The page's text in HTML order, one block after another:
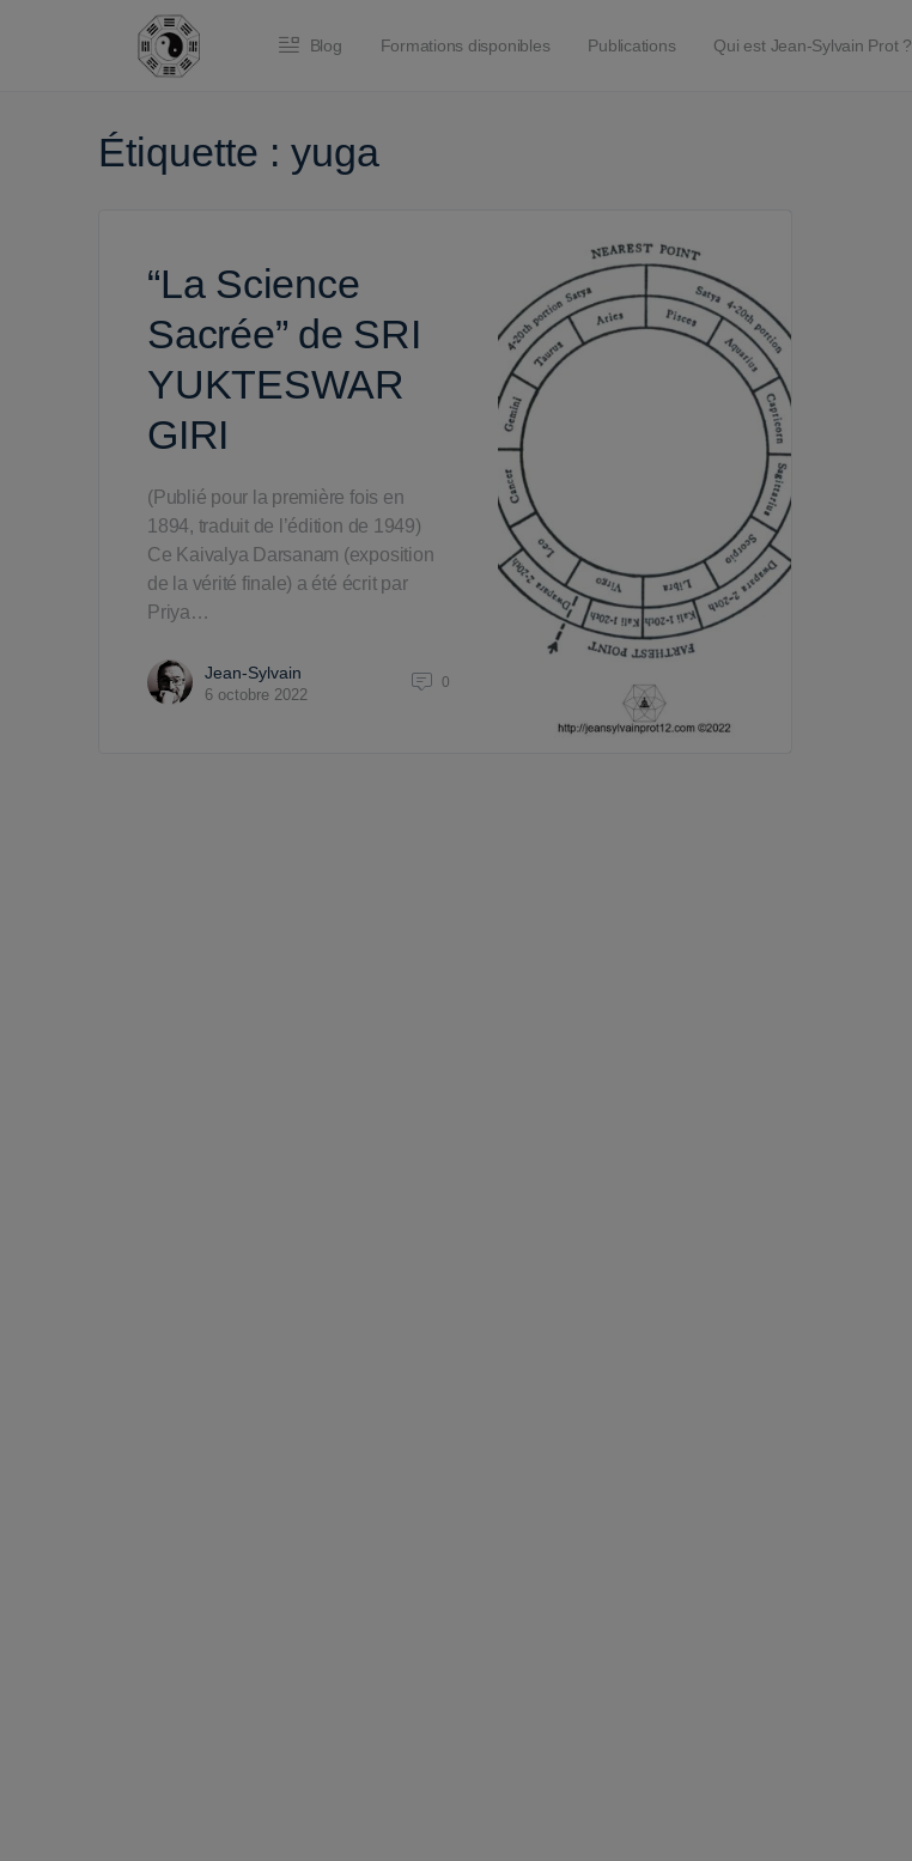
Blog Formations disponibles Publications Qui est Jean-Sylvain Prot ?
Étiquette : yuga
“La Science
Sacrée” de SRI
YUKTESWAR
GIRI
(Publié pour la première fois en
1894, traduit de l’édition de 1949)
Ce Kaivalya Darsanam (exposition
de la vérité finale) a été écrit par
Priya…
Jean-Sylvain
6 octobre 2022
0